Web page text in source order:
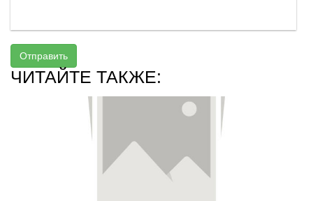
Отправить
ЧИТАЙТЕ ТАКЖЕ: